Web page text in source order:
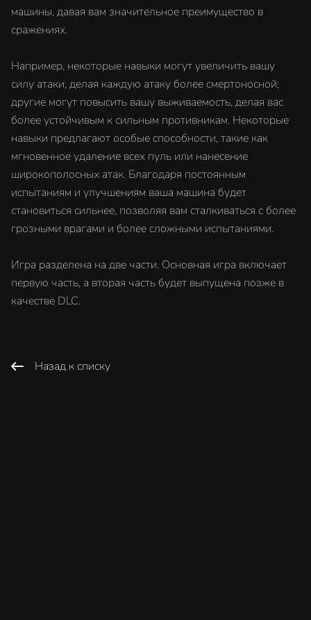
машины, давая вам значительное преимущество в
сражениях.
Например, некоторые навыки могут увеличить вашу
силу атаки, делая каждую атаку более смертоносной;
другие могут повысить вашу выживаемость, делая вас
более устойчивым к сильным противникам. Некоторые
навыки предлагают особые способности, такие как
мгновенное удаление всех пуль или нанесение
широкополосных атак. Благодаря постоянным
испытаниям и улучшениям ваша машина будет
становиться сильнее, позволяя вам сталкиваться с более
грозными врагами и более сложными испытаниями.
Игра разделена на две части. Основная игра включает
первую часть, а вторая часть будет выпущена позже в
качестве DLC.
Назад к списку